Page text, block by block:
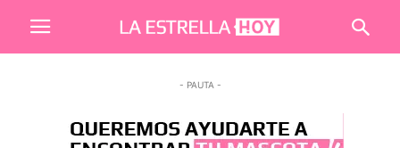
- PAUTA -